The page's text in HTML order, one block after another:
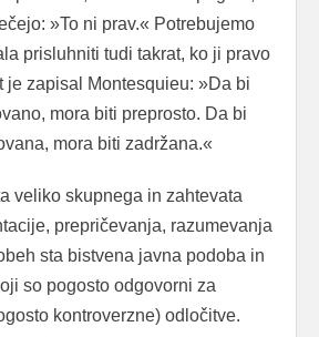
»To ni prav.« Potrebujemo
prisluhniti tudi takrat, ko ji pravo
je zapisal Montesquieu: »Da bi
mora biti preprosto. Da bi
mora biti zadržana.«
veliko skupnega in zahtevata
prepričevanja, razumevanja
sta bistvena javna podoba in
so pogosto odgovorni za
kontroverzne) odločitve.